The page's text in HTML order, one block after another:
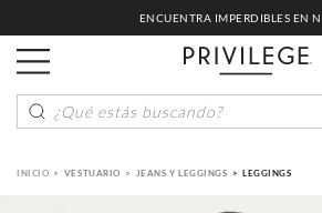
ENCUENTRA IMPERDIBLES EN
¿Qué estás buscando?
VESTUARIO JEANS Y LEGGINGS LEGGINGS